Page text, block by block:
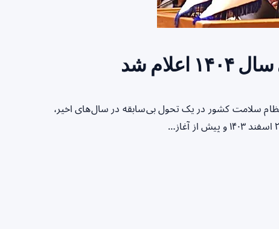
شد
نظام سلامت کشور در یک تحول بی‌سابقه در سال‌های اخیر،